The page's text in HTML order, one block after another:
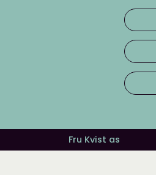
Fru Kvist as